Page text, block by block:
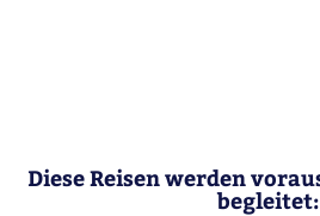
Diese Reisen werden
begleitet: